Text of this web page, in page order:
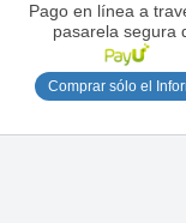
Pago en línea a
pasarela segura
Comprar sólo el